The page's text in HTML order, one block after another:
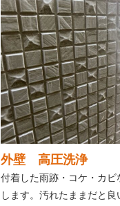
外壁 高圧洗浄
付着した雨跡・コケ・カ
します。汚れたままだと